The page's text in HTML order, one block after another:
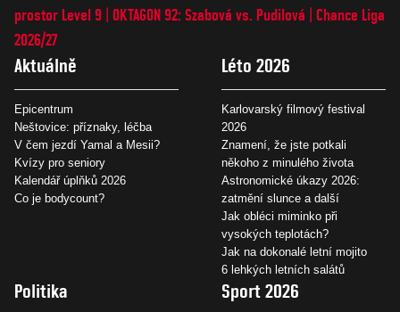
prostor Level 9 OKTAGON 92: Szabová vs. Pudilová
Chance Liga
2026/27
Aktuálně
Epicentrum
Neštovice: příznaky, léčba
V čem jezdí Yamal a Mesii?
Kvízy pro seniory
Kalendář úplňků 2026
Co je bodycount?
Léto 2026
Karlovarský filmový festival
2026
Znamení, že jste potkali
někoho z minulého života
Astronomické úkazy 2026:
zatmění slunce a další
Jak obléci miminko při
vysokých teplotách?
Jak na dokonalé letní mojito
6 lehkých letních salátů
Politika Sport 2026